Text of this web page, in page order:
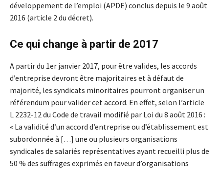
développement de l’emploi (APDE) conclus depuis le 9 août
2016 (article 2 du décret).
Ce qui change à partir de 2017
A partir du 1er janvier 2017, pour être valides, les accords
d’entreprise devront être majoritaires et à défaut de
majorité, les syndicats minoritaires pourront organiser un
référendum pour valider cet accord. En effet, selon l’article
L 2232-12 du Code de travail modifié par Loi du 8 août 2016 :
« La validité d’un accord d’entreprise ou d’établissement est
subordonnée à […] une ou plusieurs organisations
syndicales de salariés représentatives ayant recueilli plus de
50 % des suffrages exprimés en faveur d’organisations